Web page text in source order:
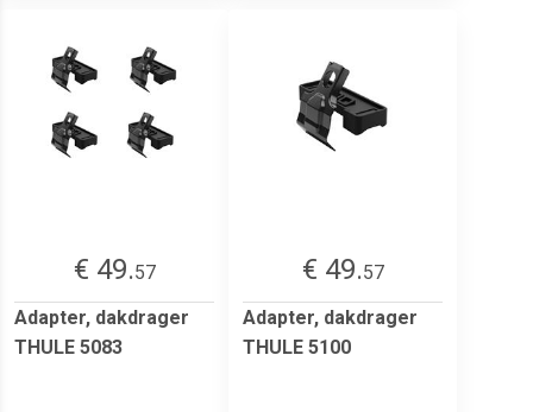
€ 49.57
Adapter, dakdrager
THULE 5083
€ 49.57
Adapter, dakdrager
THULE 5100